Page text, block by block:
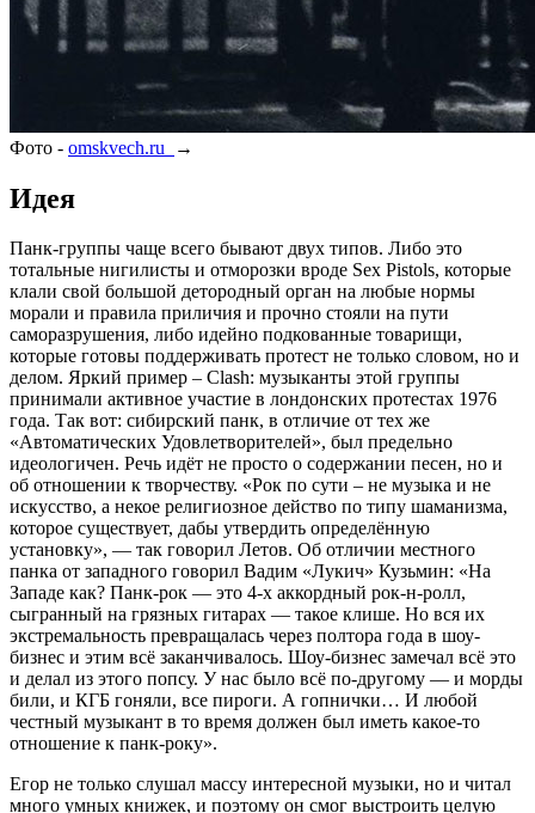
Фото - omskvech.ru →
Идея
Панк-группы чаще всего бывают двух типов. Либо это
тотальные нигилисты и отморозки вроде Sex Pistols, которые
клали свой большой детородный орган на любые нормы
морали и правила приличия и прочно стояли на пути
саморазрушения, либо идейно подкованные товарищи,
которые готовы поддерживать протест не только словом, но и
делом. Яркий пример – Clash: музыканты этой группы
принимали активное участие в лондонских протестах 1976
года. Так вот: сибирский панк, в отличие от тех же
«Автоматических Удовлетворителей», был предельно
идеологичен. Речь идёт не просто о содержании песен, но и
об отношении к творчеству. «Рок по сути – не музыка и не
искусство, а некое религиозное действо по типу шаманизма,
которое существует, дабы утвердить определённую
установку», — так говорил Летов. Об отличии местного
панка от западного говорил Вадим «Лукич» Кузьмин: «На
Западе как? Панк-рок — это 4-х аккордный рок-н-ролл,
сыгранный на грязных гитарах — такое клише. Но вся их
экстремальность превращалась через полтора года в шоу-
бизнес и этим всё заканчивалось. Шоу-бизнес замечал всё это
и делал из этого попсу. У нас было всё по-другому — и морды
били, и КГБ гоняли, все пироги. А гопнички… И любой
честный музыкант в то время должен был иметь какое-то
отношение к панк-року».
Егор не только слушал массу интересной музыки, но и читал
много умных книжек, и поэтому он смог выстроить целую